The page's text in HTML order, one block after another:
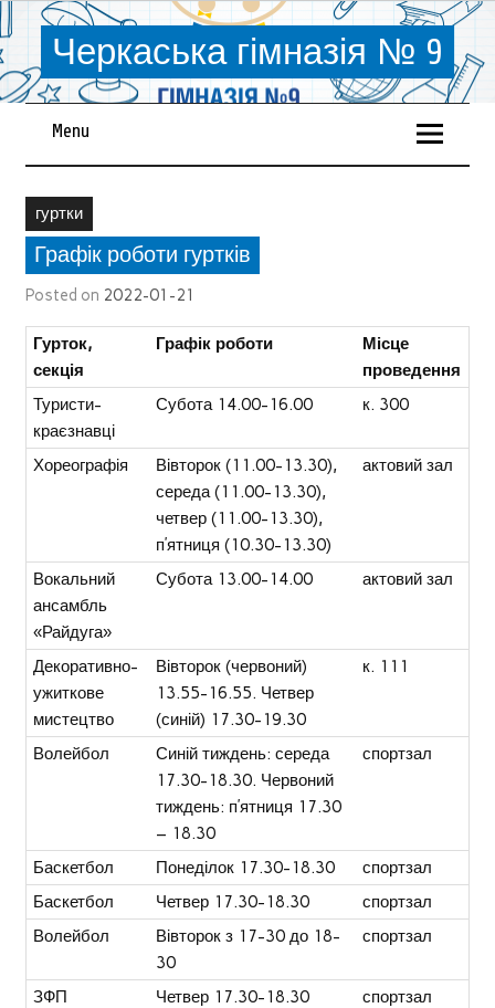
Черкаська гімназія № 9
Menu
гуртки
Графік роботи гуртків
Posted on 2022-01-21
Гурток,
секція
Графік роботи
Місце
проведення
Туристи-
краєзнавці
Субота 14.00-16.00 к. 300
Хореографія
Вівторок (11.00-13.30),
середа (11.00-13.30),
четвер (11.00-13.30),
п’ятниця (10.30-13.30)
актовий зал
Вокальний
ансамбль
«Райдуга»
Субота 13.00-14.00 актовий зал
Декоративно-
ужиткове
мистецтво
Вівторок (червоний)
13.55-16.55. Четвер
(синій) 17.30-19.30
к. 111
Волейбол
Синій тиждень: середа
17.30-18.30. Червоний
тиждень: п’ятниця 17.30
– 18.30
спортзал
Баскетбол Понеділок 17.30-18.30
спортзал
Баскетбол
Четвер 17.30-18.30
спортзал
Волейбол
Вівторок з 17-30 до 18-
30
спортзал
ЗФП Четвер 17.30-18.30
спортзал